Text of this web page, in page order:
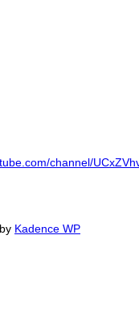
channel/
Kadence WP